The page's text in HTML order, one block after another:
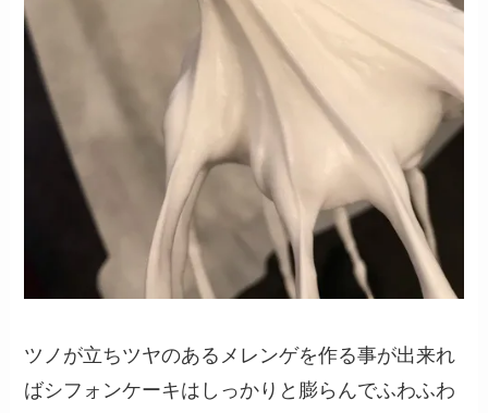
ツノが立ちツヤのあるメレンゲを作る事が出来れ
ばシフォンケーキはしっかりと膨らんでふわふわ